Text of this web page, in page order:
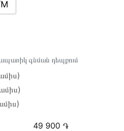
գնման դեպքում
49 900 ֏